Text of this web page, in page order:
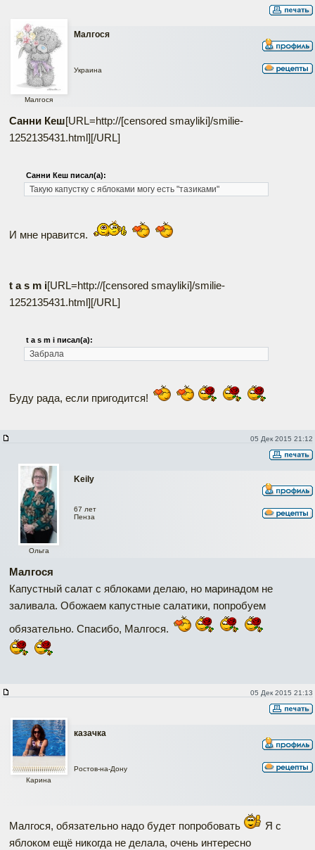
Малгося
Малгося
Украина
Санни Кеш[URL=http://[censored smayliki]/smilie-
1252135431.html] [/URL]
Санни Кеш писал(а):
Такую капустку с яблоками могу есть "тазиками"
И мне нравится.
t a s m i[URL=http://[censored smayliki]/smilie-
1252135431.html] [/URL]
t a s m i писал(а):
Забрала
Буду рада, если пригодится!
05 Дек 2015 21:12
Keily
Ольга
67 лет
Пенза
Малгося
Капустный салат с яблоками делаю, но маринадом не
заливала. Обожаем капустные салатики, попробуем
обязательно. Спасибо, Малгося.
05 Дек 2015 21:13
казачка
Карина
Ростов-на-Дону
Малгося, обязательно надо будет попробовать
Я с
яблоком ещё никогда не делала, очень интересно